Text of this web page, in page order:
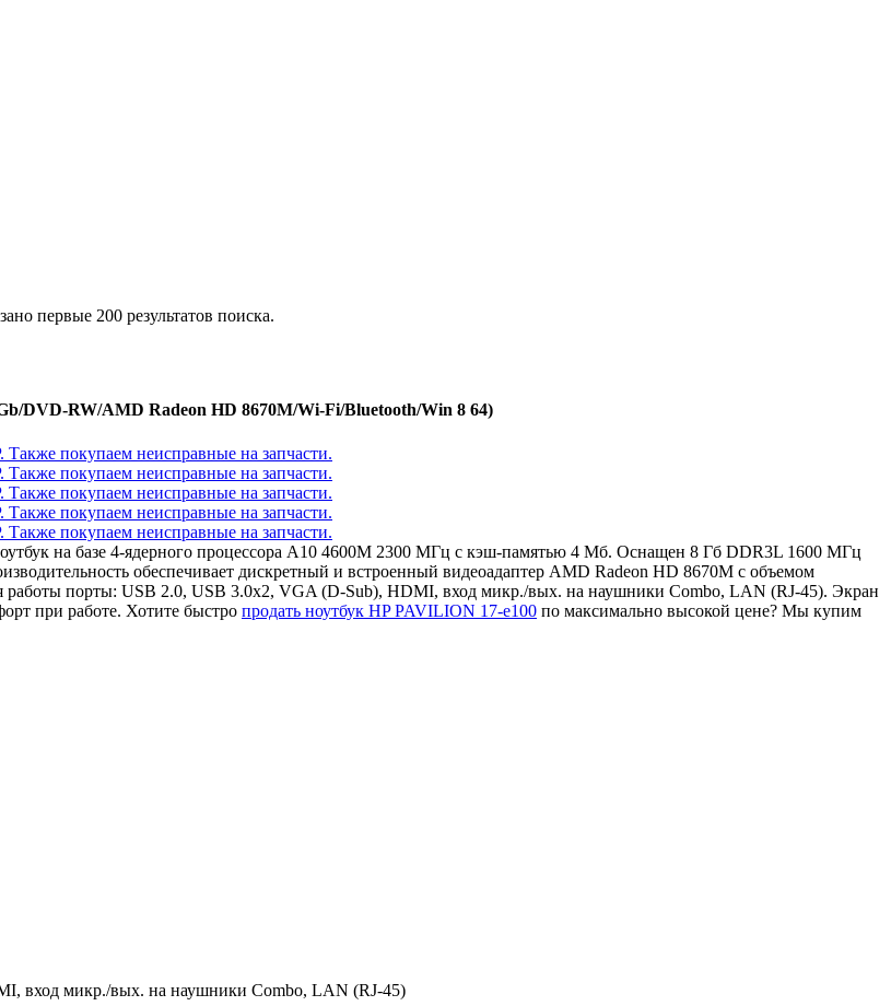
первые 200 результатов поиска.
DVD-RW/AMD Radeon HD 8670M/Wi-Fi/Bluetooth/Win 8 64)
на базе 4-ядерного процессора A10 4600M 2300 МГц с кэш-памятью 4 Мб. Оснащен 8 Гб DDR3L 1600 МГц
обеспечивает дискретный и встроенный видеоадаптер AMD Radeon HD 8670M с объемом
порты: USB 2.0, USB 3.0x2, VGA (D-Sub), HDMI, вход микр./вых. на наушники Combo, LAN (RJ-45). Экран
при работе. Хотите быстро продать ноутбук HP PAVILION 17-e100 по максимально высокой цене? Мы купим
вход микр./вых. на наушники Combo, LAN (RJ-45)